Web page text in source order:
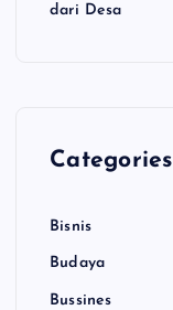
dari Desa
Categories
Bisnis
Budaya
Bussines